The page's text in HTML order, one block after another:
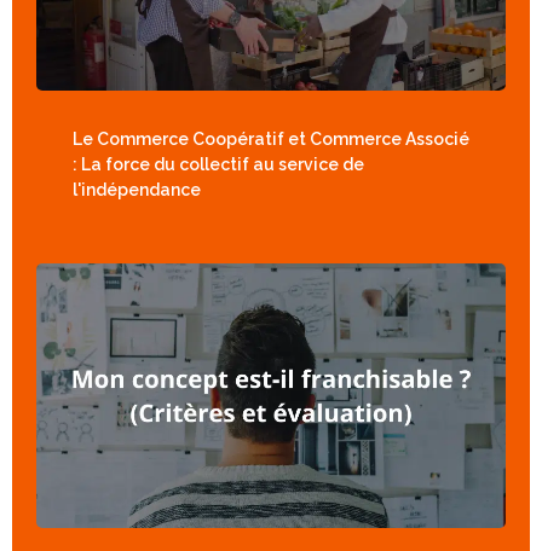
Le Commerce Coopératif et Commerce Associé
: La force du collectif au service de
l'indépendance